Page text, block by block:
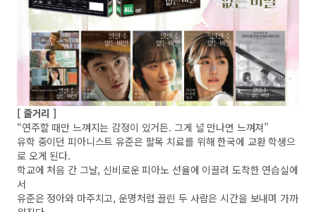
[ 줄거리 ]
“연주할 때만 느껴지는 감정이 있거든. 그게 널 만나면 느껴져”
유학 중이던 피아니스트 유준은 팔목 치료를 위해 한국에 교환 학생으
로 오게 된다.
학교에 처음 간 그날, 신비로운 피아노 선율에 이끌려 도착한 연습실에
서
유준은 정아와 마주치고, 운명처럼 끌린 두 사람은 시간을 보내며 가까